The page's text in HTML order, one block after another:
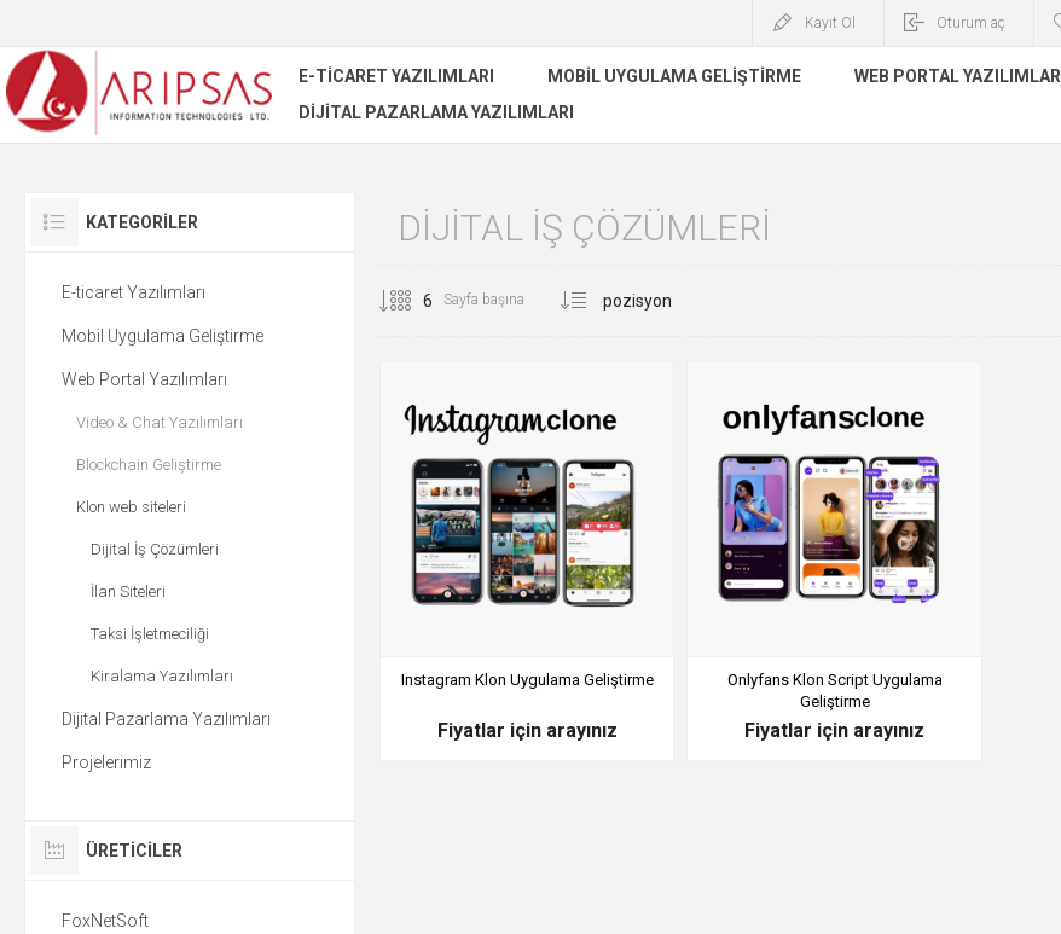
Kayıt Ol Oturum aç
E-TICARET YAZILIMLARI MOBIL UYGULAMA GELIŞTIRME
WEB PORTAL YAZILIMLARI
DIJITAL PAZARLAMA YAZILIMLARI
DIJITAL İŞ ÇÖZÜMLERI
Sayfa başına
Instagram Klon Uygulama Geliştirme
Fiyatlar için arayınız
Onlyfans Klon Script Uygulama
Geliştirme
Fiyatlar için arayınız
KATEGORILER
E-ticaret Yazılımları
Mobil Uygulama Geliştirme
Web Portal Yazılımları
Video & Chat Yazılımları
Blockchain Geliştirme
Klon web siteleri
Dijital İş Çözümleri
İlan Siteleri
Taksi İşletmeciliği
Kiralama Yazılımları
Dijital Pazarlama Yazılımları
Projelerimiz
ÜRETICILER
FoxNetSoft